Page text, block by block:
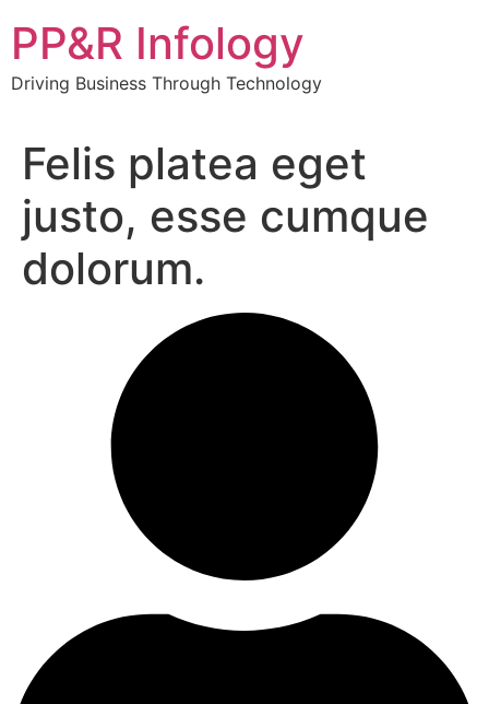
content
PP&R Infology
Driving Business Through Technology
Felis platea eget
justo, esse cumque
dolorum.